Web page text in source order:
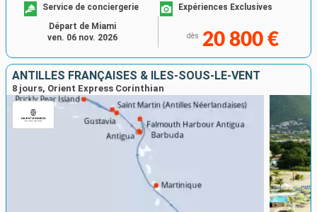
Service de conciergerie
Expériences Exclusives
dès 20 800 €
Départ de Miami
ven. 06 nov. 2026
ANTILLES FRANÇAISES & ÎLES-SOUS-LE-VENT
8 jours, Orient Express Corinthian